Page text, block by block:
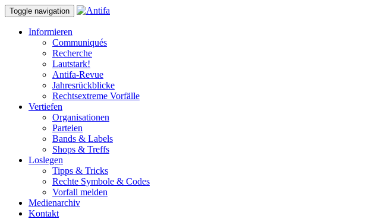
Toggle navigation
Informieren
Communiqués
Recherche
Lautstark!
Antifa-Revue
Jahresrückblicke
Rechtsextreme Vorfälle
Vertiefen
Organisationen
Parteien
Bands & Labels
Shops & Treffs
Loslegen
Tipps & Tricks
Rechte Symbole & Codes
Vorfall melden
Medienarchiv
Kontakt